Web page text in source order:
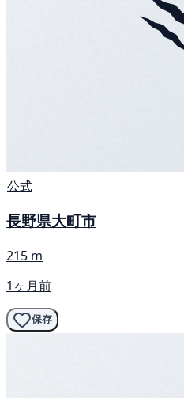
公式
長野県大町市
215 m
1ヶ月前
保存